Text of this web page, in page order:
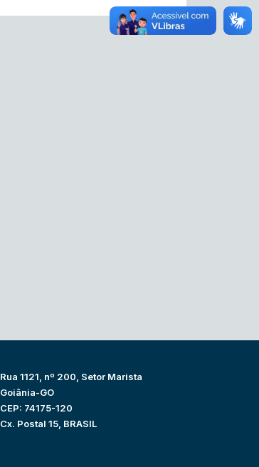
Rua 1121, nº 200, Setor Marista
Goiânia-GO
CEP: 74175-120
Cx. Postal 15, BRASIL